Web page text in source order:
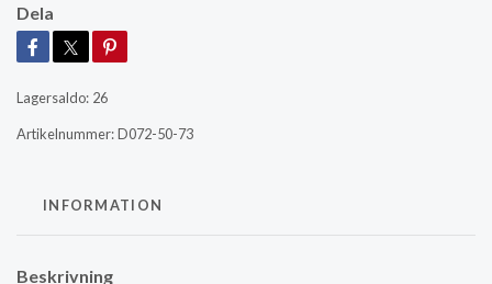
Dela
Lagersaldo: 26
Artikelnummer:D072-50-73
INFORMATION
Beskrivning